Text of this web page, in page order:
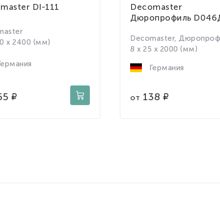
DI-111
x 2400 (мм)
Decomaster
Дюропрофиль
Decomaster,
8 x 25 x 2000 (мм)
Германия
от 138